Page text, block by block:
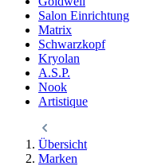
Salon Einrichtung
Matrix
Schwarzkopf
Kryolan
A.S.P.
Nook
Artistique
Übersicht
Marken